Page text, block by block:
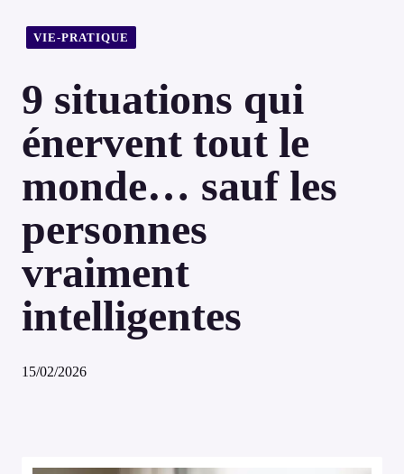
VIE-PRATIQUE
9 situations qui
énervent tout le
monde… sauf les
personnes
vraiment
intelligentes
15/02/2026